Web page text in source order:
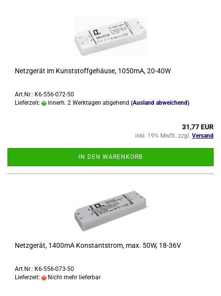
Netz­ge­rät im Kunst­stoff­ge­häu­se, 1050mA, 20-​40W
Art.Nr.: K6-556-072-50
Lieferzeit:
innerh. 2 Werktagen abgehend (Ausland abweichend)
31,77 EUR
inkl. 19% MwSt. zzgl. Versand
IN DEN WARENKORB
Netz­ge­rät, 1400mA Kon­stant­strom, max. 50W, 18-​36V
Art.Nr.: K6-556-073-50
Lieferzeit:
Nicht mehr lieferbar